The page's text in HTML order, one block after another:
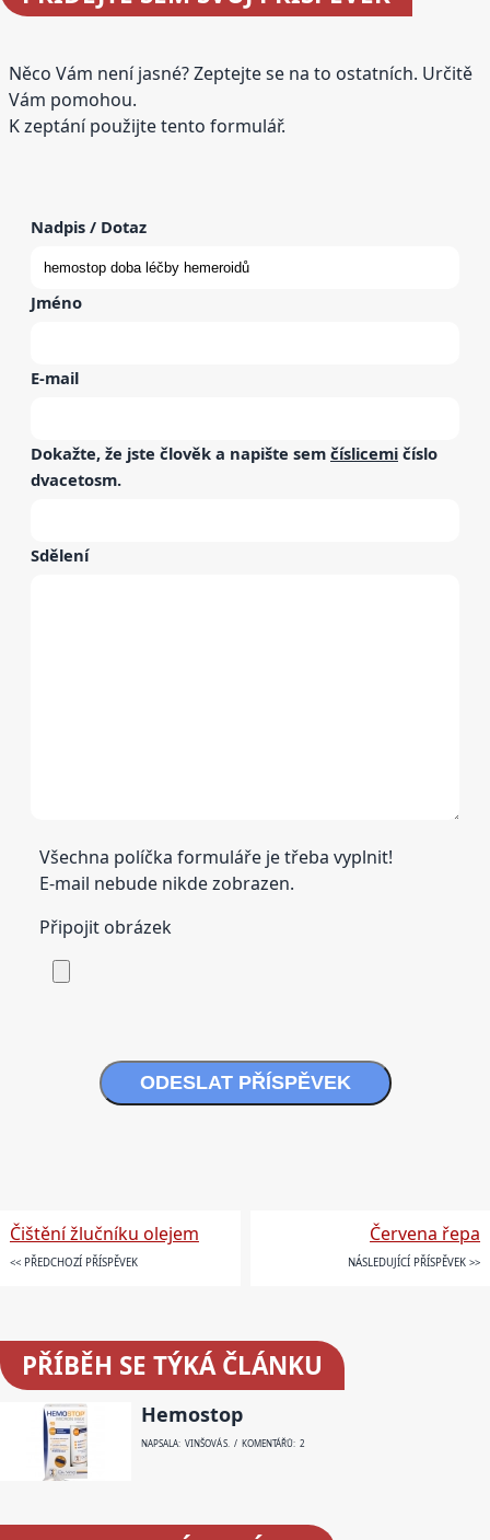
Něco Vám není jasné? Zeptejte se na to ostatních. Určitě
Vám pomohou.
K zeptání použijte tento formulář.
Nadpis / Dotaz
Jméno
E-mail
Dokažte, že jste člověk a napište sem číslicemi číslo
dvacetosm.
Sdělení
Všechna políčka formuláře je třeba vyplnit!
E-mail nebude nikde zobrazen.
Připojit obrázek
ODESLAT PŘÍSPĚVEK
Čištění žlučníku olejem
<< PŘEDCHOZÍ PŘÍSPĚVEK
Červena řepa
NÁSLEDUJÍCÍ PŘÍSPĚVEK >>
PŘÍBĚH SE TÝKÁ ČLÁNKU
Hemostop
NAPSALA: VINŠOVÁ S. / KOMENTÁŘŮ: 2